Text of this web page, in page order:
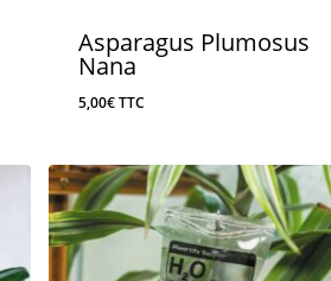
Asparagus Plumosus
Nana
5,00€ TTC